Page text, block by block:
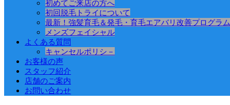
初めてご来店の方へ
初回脱毛トライについて
最新！強髪育毛＆発毛・育毛エアバリ改善プログラム
メンズフェイシャル
よくある質問
キャンセルポリシ－
お客様の声
スタッフ紹介
店舗のご案内
お問い合わせ